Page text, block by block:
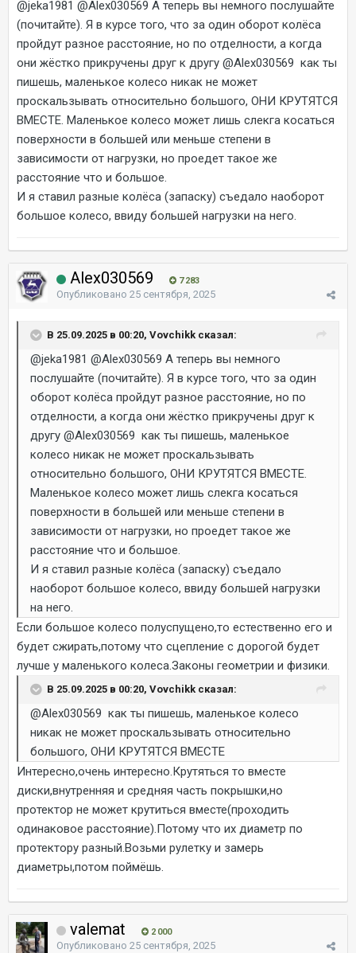
@jeka1981 @Alex030569 А теперь вы немного послушайте
(почитайте). Я в курсе того, что за один оборот колёса
пройдут разное расстояние, но по отделности, а когда
они жёстко прикручены друг к другу @Alex030569 как ты
пишешь, маленькое колесо никак не может
проскальзывать относительно большого, ОНИ КРУТЯТСЯ
ВМЕСТЕ. Маленькое колесо может лишь слекга косаться
поверхности в большей или меньше степени в
зависимости от нагрузки, но проедет такое же
расстояние что и большое.
И я ставил разные колёса (запаску) съедало наоборот
большое колесо, ввиду большей нагрузки на него.
Alex030569 7 283
Опубликовано 25 сентября, 2025
В 25.09.2025 в 00:20, Vovchikk сказал:
@jeka1981 @Alex030569 А теперь вы немного
послушайте (почитайте). Я в курсе того, что за один
оборот колёса пройдут разное расстояние, но по
отделности, а когда они жёстко прикручены друг к
другу @Alex030569 как ты пишешь, маленькое
колесо никак не может проскальзывать
относительно большого, ОНИ КРУТЯТСЯ ВМЕСТЕ.
Маленькое колесо может лишь слекга косаться
поверхности в большей или меньше степени в
зависимости от нагрузки, но проедет такое же
расстояние что и большое.
И я ставил разные колёса (запаску) съедало
наоборот большое колесо, ввиду большей нагрузки
на него.
Если большое колесо полуспущено,то естественно его и
будет сжирать,потому что сцепление с дорогой будет
лучше у маленького колеса.Законы геометрии и физики.
В 25.09.2025 в 00:20, Vovchikk сказал:
@Alex030569 как ты пишешь, маленькое колесо
никак не может проскальзывать относительно
большого, ОНИ КРУТЯТСЯ ВМЕСТЕ
Интересно,очень интересно.Крутяться то вместе
диски,внутренняя и средняя часть покрышки,но
протектор не может крутиться вместе(проходить
одинаковое расстояние).Потому что их диаметр по
протектору разный.Возьми рулетку и замерь
диаметры,потом поймёшь.
valemat 2 000
Опубликовано 25 сентября, 2025